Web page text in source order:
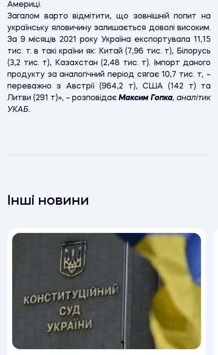
Америці.
Загалом варто відмітити, що зовнішній попит на
українську яловичину залишається доволі високим.
За 9 місяців 2021 року Україна експортувала 11,15
тис. т. в такі країни як: Китай (7,96 тис. т), Білорусь
(3,2 тис. т), Казахстан (2,48 тис. т). Імпорт даного
продукту за аналогічний період сягає 10,7 тис. т, –
переважно з Австрії (964,2 т), США (142 т) та
Литви (291 т)», – розповідаєМаксим Гопка, аналітик
УКАБ.
Інші новини